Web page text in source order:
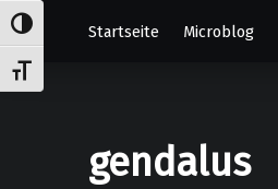
Umschalten auf hohe Kontraste
Schrift vergrößern
Startseite
Microblog
gendalus